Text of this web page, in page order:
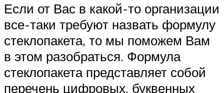
Если от Вас в какой-то организации
все-таки требуют назвать формулу
стеклопакета, то мы поможем Вам
в этом разобраться. Формула
стеклопакета представляет собой
перечень цифровых, буквенных